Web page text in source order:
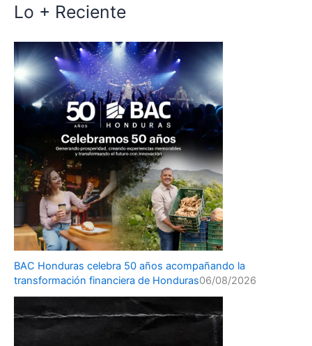
Lo + Reciente
BAC Honduras celebra 50 años acompañando la
transformación financiera de Honduras06/08/2026